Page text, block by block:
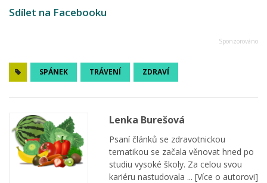
Sdílet na Facebooku
SPÁNEK TRÁVENÍ ZDRAVÍ
Lenka Burešová
Psaní článků se zdravotnickou
tematikou se začala věnovat hned po
studiu vysoké školy. Za celou svou
kariéru nastudovala ... [Více o autorovi]